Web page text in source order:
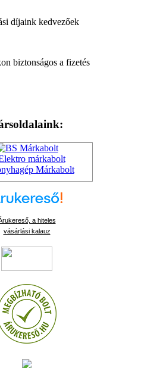
díjaink kedvezőek
biztonságos a fizetés
a hiteles
vásárlási kalauz